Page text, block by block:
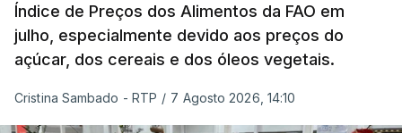
Índice de Preços dos Alimentos da FAO em
julho, especialmente devido aos preços do
açúcar, dos cereais e dos óleos vegetais.
Cristina Sambado - RTP / 7 Agosto 2026, 14:10